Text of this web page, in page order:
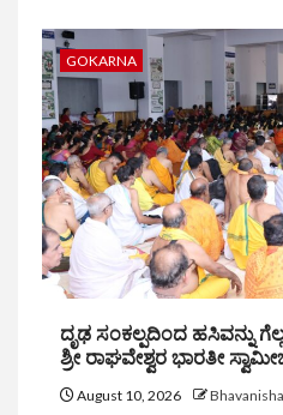
GOKARNA
ದೃಢ ಸಂಕಲ್ಪದಿಂದ ಹಸಿವನ್ನು
ಶ್ರೀ ರಾಘವೇಶ್ವರ ಭಾರತೀ
August 10, 2026